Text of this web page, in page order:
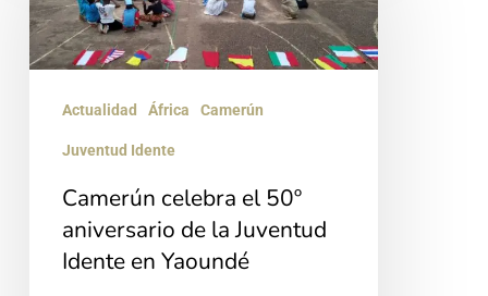
el
50º
Juventud
Idente
Actualidad África Camerún
Juventud Idente
Camerún celebra el 50º
aniversario de la Juventud
Idente en Yaoundé